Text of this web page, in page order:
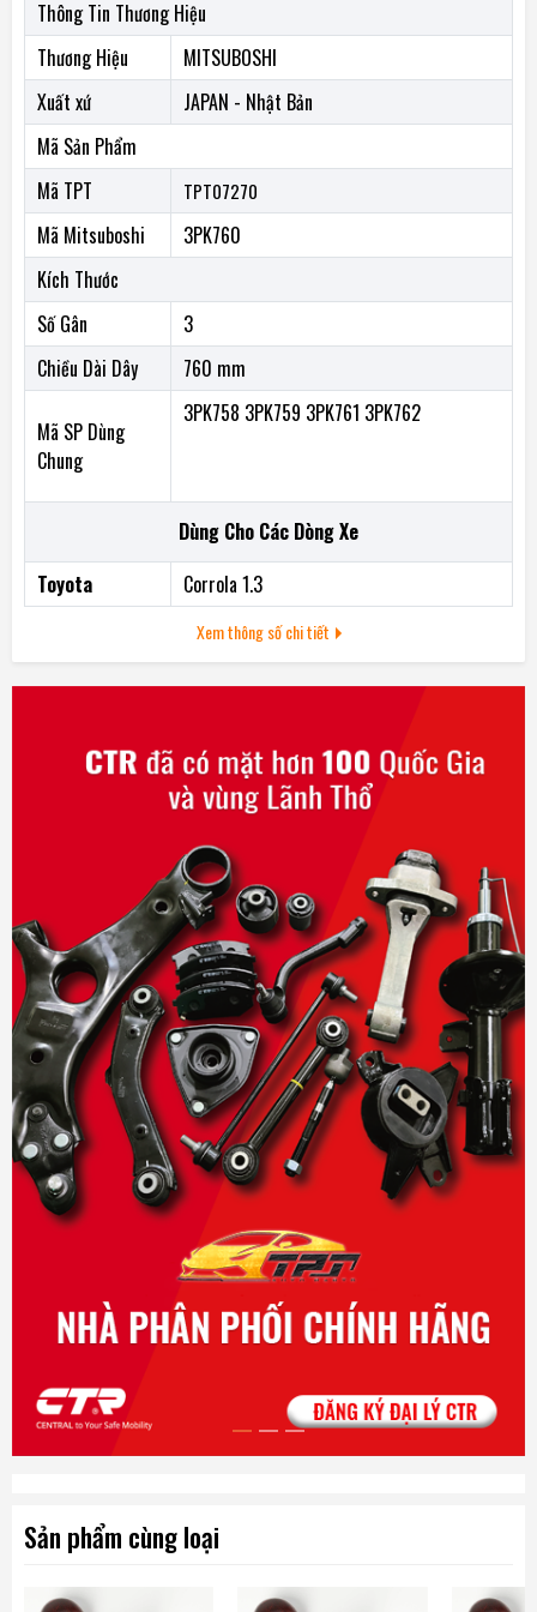
TPT07270
Mitsuboshi :3PK760
Các mã sản phẩm có thể dùng chung
3PK758 3PK759 3PK761 3PK762
LÝ DO NÊN CHỌN DÂY CUROA ĐẾN TỪMITSUBOSHI
MITSUBOSHI SẢN XUẤT DÂY CUROA CHÍNH HÃNG CHO CÁC DÒNG
1 - Dây Curoa MITSUBOSHI được cấu tạo bởi hợp chất cao su
Chất Lượng cao cùng với lõi thép chịu lực siêu bền, giúp dây cải thiện
được tối đa tình trạng dây bị giãn hoặc biến dạng khi vận hàng ở tốc độ
cao và trong môi trường khắc nghiệt
2- Tỷ lệ truyền động cao
4- Vận hành tốt ở môi trường nhiệt độ khắc nghiệt trong khoan
truyền động
5- Độ co giãn khi vận hành giúp dây có độ rung tự do và không
Phụ tùng ô tô TPT . Nhà cung cấp phụ tùng ô tô thương mại tại
Thành phố hồ Chí Minh.
Chúng tôi chuyên cung cấp các dòng dây curoa, dây đai răng,
dây curoa tổng , dây curoa máy phát … dành cho các dòng xe ô tô trên
thị trường Việt Nam.
Sản phẩm được chúng tôi cung cấp mang thương hiệu
MITSUBOSHI. Được sản xuất trên dây chuyền , công nghệ hiện đại.
Nhà máy của MITSUBOSHI được đặt tại các Quốc Gia có nền
công nghệ kỹ thuật phát triển mạnh mẽ như Nhật Bản , Thái Lan. Tất cả
các sản phẩm đưa ra thị trường được kiểm tra kỹ lưỡng qua nhiều công
Phụ tùng ô tô TPT rất tự hào được mang đến cho quý khách
hàng các dòng sản phẩm dây đai của MITSUBOSHI . Chúng tôi phân phối
tính cạnh tranh rất cao trên thị trường hiện nay.
răng, dây curoa cam. Chúng tôi tin tưởng rằng sẽ đáp ứng được tối đa
Thông Tin Thương Hiệu
Thương Hiệu
MITSUBOSHI
Xuất xứ
JAPAN - Nhật Bản
Mã Sản Phẩm
Mã TPT
TPT07270
Mã Mitsuboshi
3PK760
Kích Thước
Số Gân
3
Chiều Dài Dây
760 mm
Mã SP Dùng
Chung
3PK758 3PK759 3PK761 3PK762
Dùng Cho Các Dòng Xe
Toyota
Corrola 1.3
Xem thông số chi tiết
Sản phẩm cùng loại